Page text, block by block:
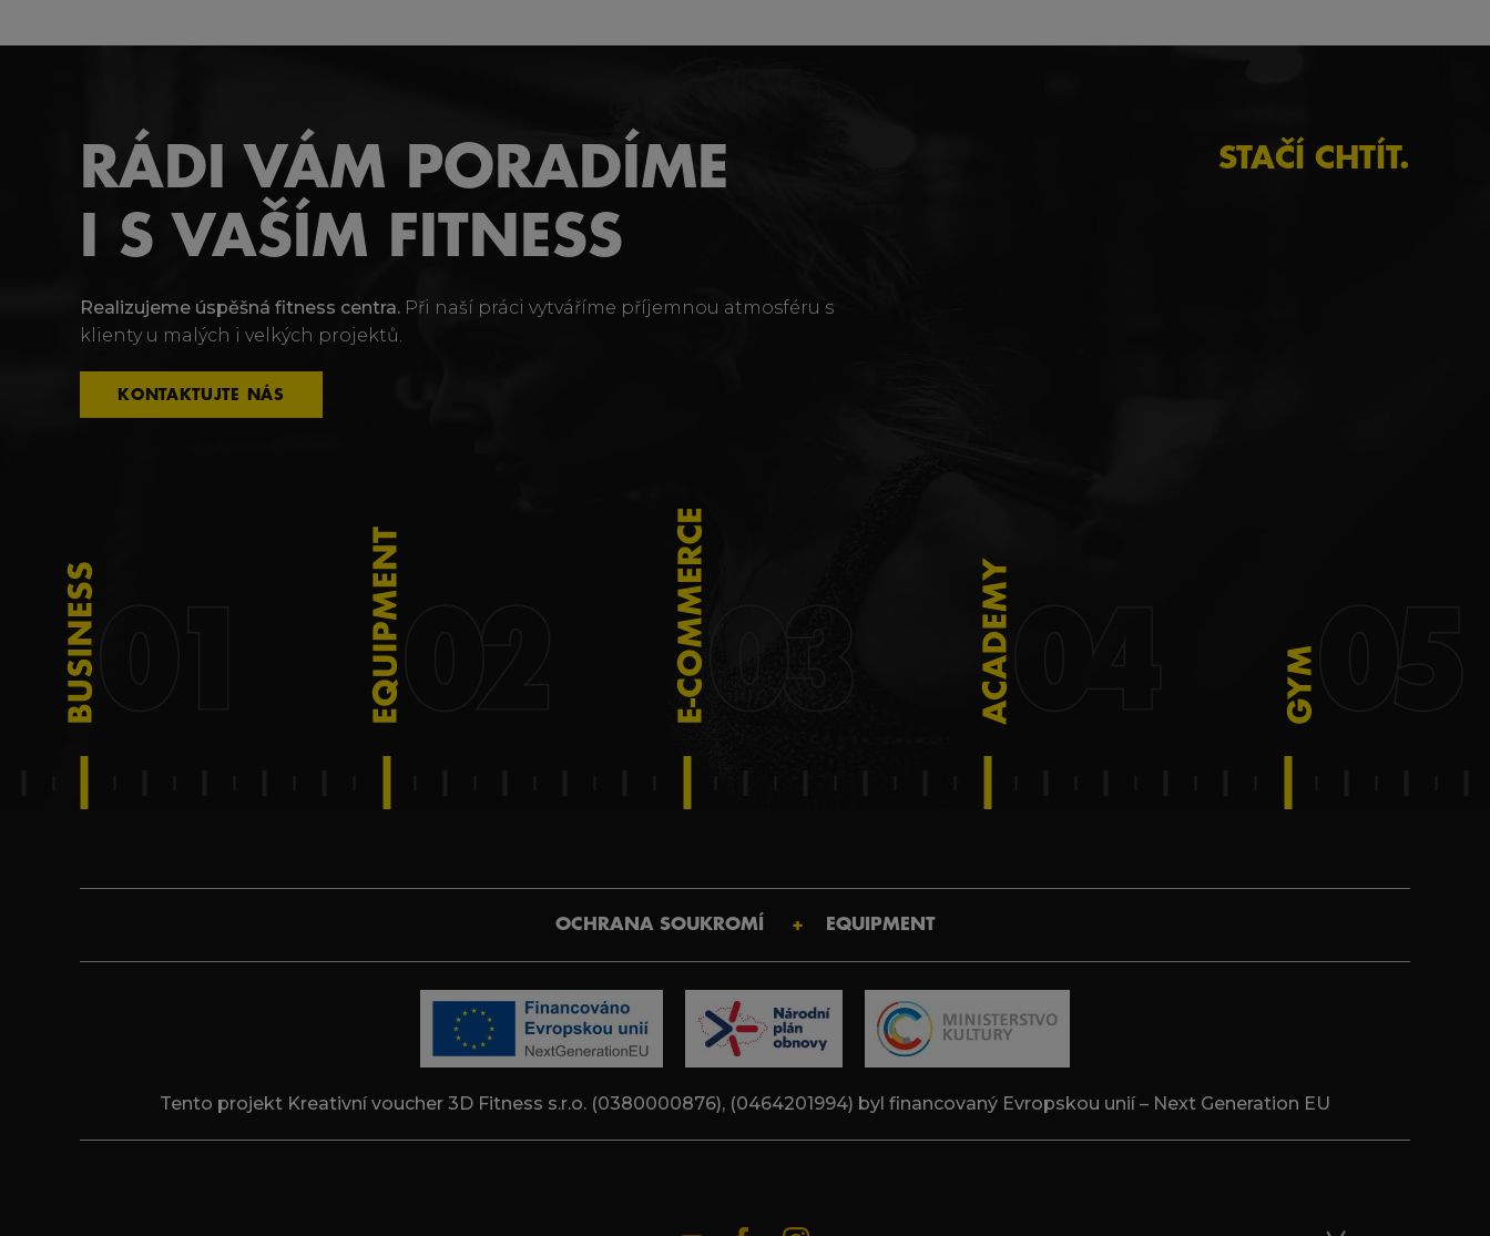
STAČÍ CHTÍT.
RÁDI VÁM PORADÍME
I S VAŠÍM FITNESS
Realizujeme úspěšná fitness centra. Při naší práci vytváříme příjemnou atmosféru s
klienty u malých i velkých projektů.
KONTAKTUJTE NÁS
OCHRANA SOUKROMÍ EQUIPMENT
Tento projekt Kreativní voucher 3D Fitness s.r.o. (0380000876), (0464201994) byl financovaný Evropskou unií – Next Generation EU